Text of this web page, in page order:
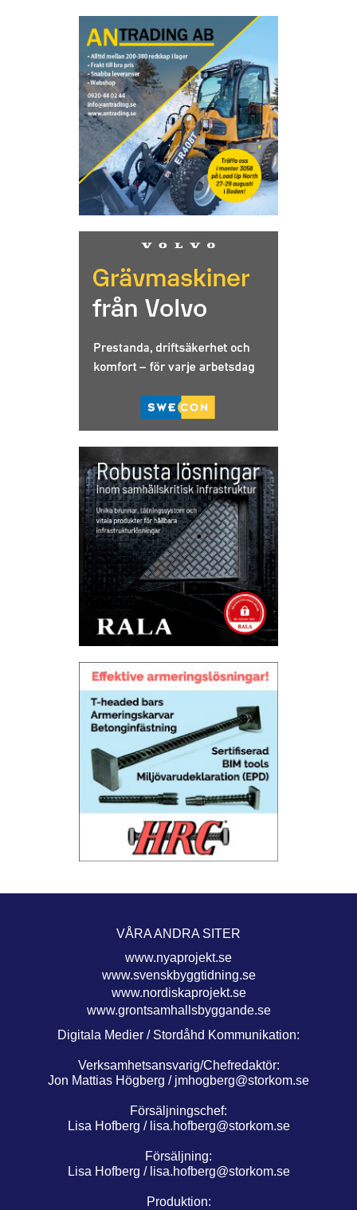
VÅRA ANDRA SITER
www.nyaprojekt.se
www.svenskbyggtidning.se
www.nordiskaprojekt.se
www.grontsamhallsbyggande.se
Digitala Medier / Stordåhd Kommunikation:
Verksamhetsansvarig/Chefredaktör:
Jon Mattias Högberg / jmhogberg@storkom.se
Försäljningschef:
Lisa Hofberg / lisa.hofberg@storkom.se
Försäljning:
Lisa Hofberg / lisa.hofberg@storkom.se
Produktion: